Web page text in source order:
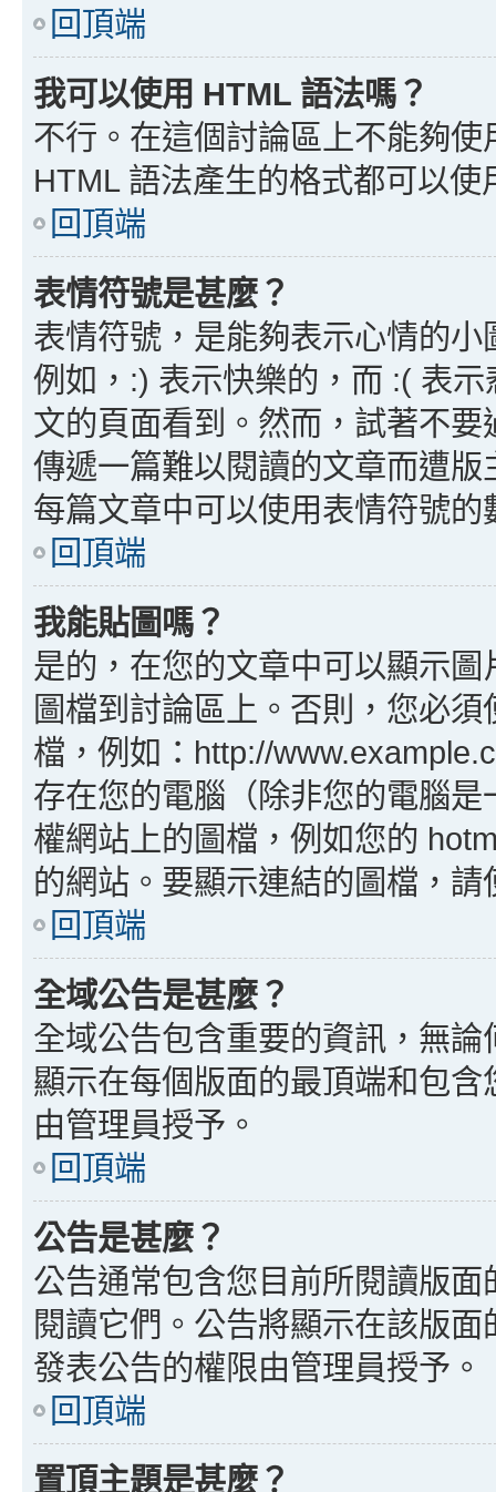
回頂端
我可以使用 HTML 語法嗎？
不行。在這個討論區上不能夠
HTML 語法產生的格式都可以
回頂端
表情符號是甚麼？
表情符號，是能夠表示心情的
例如，:) 表示快樂的，而 :( 表
文的頁面看到。然而，試著不
傳遞一篇難以閱讀的文章而遭
每篇文章中可以使用表情符號的
回頂端
我能貼圖嗎？
是的，在您的文章中可以顯示
圖檔到討論區上。否則，您必
檔，例如：http://
存在您的電腦（除非您的電腦
權網站上的圖檔，例如您的
的網站。要顯示連結的圖檔，
回頂端
全域公告是甚麼？
全域公告包含重要的資訊，無
顯示在每個版面的最頂端和包
由管理員授予。
回頂端
公告是甚麼？
公告通常包含您目前所閱讀版
閱讀它們。公告將顯示在該版
發表公告的權限由管理員授予。
回頂端
置頂主題是甚麼？